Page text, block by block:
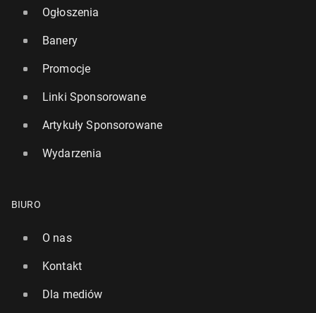
Ogłoszenia
Banery
Promocje
Linki Sponsorowane
Artykuły Sponsorowane
Wydarzenia
BIURO
O nas
Kontakt
Dla mediów